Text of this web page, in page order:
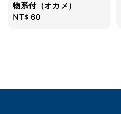
物系付（オカメ）
Regular
NT$ 60